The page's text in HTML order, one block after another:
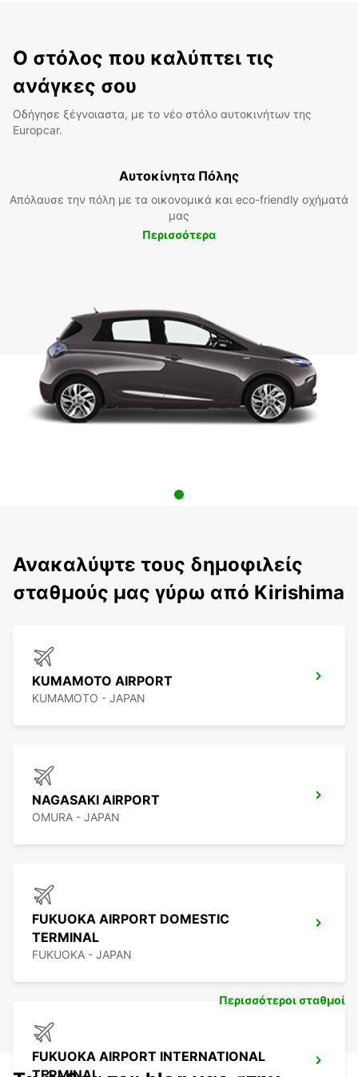
Ο στόλος που καλύπτει τις
ανάγκες σου
Οδήγησε ξέγνοιαστα, με το νέο στόλο αυτοκινήτων της
Europcar.
Αυτοκίνητα Πόλης
Απόλαυσε την πόλη με τα οικονομικά και eco-friendly οχήματά
μας
Περισσότερα
Ανακαλύψτε τους δημοφιλείς
σταθμούς μας γύρω από Kirishima
KUMAMOTO AIRPORT
KUMAMOTO - JAPAN
NAGASAKI AIRPORT
OMURA - JAPAN
FUKUOKA AIRPORT DOMESTIC
TERMINAL
FUKUOKA - JAPAN
FUKUOKA AIRPORT INTERNATIONAL
Περισσότεροι σταθμοί